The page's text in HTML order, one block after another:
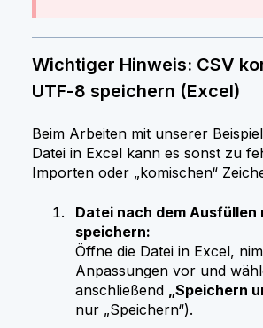
Wichtiger Hinweis: CSV
UTF‑8 speichern (Excel)
Beim Arbeiten mit unserer
Datei in Excel kann es sonst zu
Importen oder „komischen“
Datei nach dem Ausfüllen
speichern:
Öffne die Datei in Excel,
Anpassungen vor und
anschließend „Speichern
nur „Speichern“).